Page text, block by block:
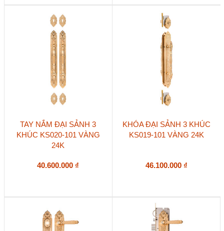
TAY NẮM ĐẠI SẢNH 3
KHÚC KS020-101 VÀNG
24K
40.600.000 ₫
KHÓA ĐẠI SẢNH 3 KHÚC
KS019-101 VÀNG 24K
46.100.000 ₫